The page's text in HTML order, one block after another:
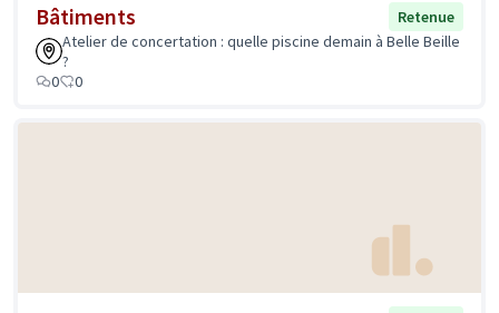
Bâtiments
Retenue
Atelier de concertation : quelle piscine demain à Belle Beille
?
0
0